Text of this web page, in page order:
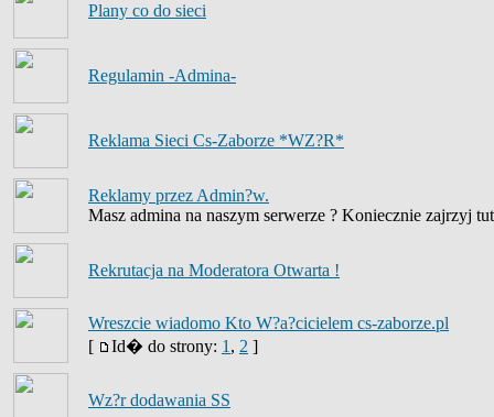
Plany co do sieci
Regulamin -Admina-
Reklama Sieci Cs-Zaborze *WZ?R*
Reklamy przez Admin?w.
Masz admina na naszym serwerze ? Koniecznie zajrzyj
Rekrutacja na Moderatora Otwarta !
Wreszcie wiadomo Kto W?a?cicielem cs-zaborze.pl
[
Id� do strony: 1 , 2 ]
Wz?r dodawania SS